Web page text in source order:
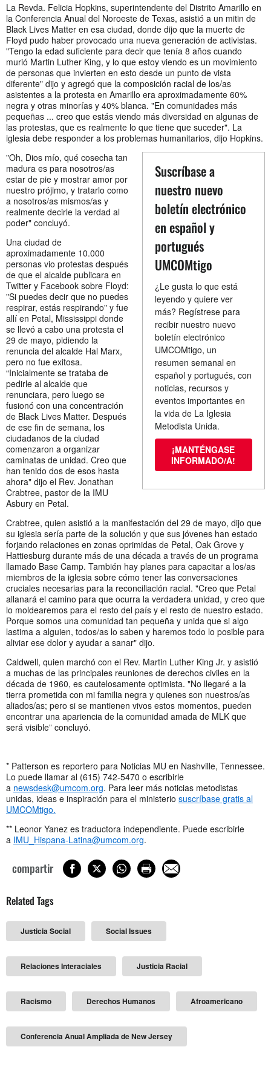
La Revda. Felicia Hopkins, superintendente del Distrito Amarillo en
la Conferencia Anual del Noroeste de Texas, asistió a un mitin de
Black Lives Matter en esa ciudad, donde dijo que la muerte de
Floyd pudo haber provocado una nueva generación de activistas.
"Tengo la edad suficiente para decir que tenía 8 años cuando
murió Martin Luther King, y lo que estoy viendo es un movimiento
de personas que invierten en esto desde un punto de vista
diferente" dijo y agregó que la composición racial de los/as
asistentes a la protesta en Amarillo era aproximadamente 60%
negra y otras minorías y 40% blanca. "En comunidades más
pequeñas ... creo que estás viendo más diversidad en algunas de
las protestas, que es realmente lo que tiene que suceder". La
iglesia debe responder a los problemas humanitarios, dijo Hopkins.
Suscríbase a
nuestro nuevo
boletín electrónico
en español y
portugués
UMCOMtigo
¿Le gusta lo que está
leyendo y quiere ver
más? Regístrese para
recibir nuestro nuevo
boletín electrónico
UMCOMtigo, un
resumen semanal en
español y portugués, con
noticias, recursos y
eventos importantes en
la vida de La Iglesia
Metodista Unida.
¡MANTÉNGASE
INFORMADO/A!
"Oh, Dios mío, qué cosecha tan
madura es para nosotros/as
estar de pie y mostrar amor por
nuestro prójimo, y tratarlo como
a nosotros/as mismos/as y
realmente decirle la verdad al
poder" concluyó.
Una ciudad de
aproximadamente 10.000
personas vio protestas después
de que el alcalde publicara en
Twitter y Facebook sobre Floyd:
"Si puedes decir que no puedes
respirar, estás respirando" y fue
allí en Petal, Mississippi donde
se llevó a cabo una protesta el
29 de mayo, pidiendo la
renuncia del alcalde Hal Marx,
pero no fue exitosa.
“Inicialmente se trataba de
pedirle al alcalde que
renunciara, pero luego se
fusionó con una concentración
de Black Lives Matter. Después
de ese fin de semana, los
ciudadanos de la ciudad
comenzaron a organizar
caminatas de unidad. Creo que
han tenido dos de esos hasta
ahora" dijo el Rev. Jonathan
Crabtree, pastor de la IMU
Asbury en Petal.
Crabtree, quien asistió a la manifestación del 29 de mayo, dijo que
su iglesia sería parte de la solución y que sus jóvenes han estado
forjando relaciones en zonas oprimidas de Petal, Oak Grove y
Hattiesburg durante más de una década a través de un programa
llamado Base Camp. También hay planes para capacitar a los/as
miembros de la iglesia sobre cómo tener las conversaciones
cruciales necesarias para la reconciliación racial. "Creo que Petal
allanará el camino para que ocurra la verdadera unidad, y creo que
lo moldearemos para el resto del país y el resto de nuestro estado.
Porque somos una comunidad tan pequeña y unida que si algo
lastima a alguien, todos/as lo saben y haremos todo lo posible para
aliviar ese dolor y ayudar a sanar" dijo.
Caldwell, quien marchó con el Rev. Martin Luther King Jr. y asistió
a muchas de las principales reuniones de derechos civiles en la
década de 1960, es cautelosamente optimista. "No llegaré a la
tierra prometida con mi familia negra y quienes son nuestros/as
aliados/as; pero si se mantienen vivos estos momentos, pueden
encontrar una apariencia de la comunidad amada de MLK que
será visible” concluyó.
* Patterson es reportero para Noticias MU en Nashville, Tennessee.
Lo puede llamar al (615) 742-5470 o escribirle
a newsdesk@umcom.org. Para leer más noticias metodistas
unidas, ideas e inspiración para el ministerio suscríbase gratis al
UMCOMtigo.
** Leonor Yanez es traductora independiente. Puede escribirle
a IMU_Hispana-Latina@umcom.org.
compartir
Related Tags
Justicia Social Social Issues
Relaciones Interaciales Justicia Racial
Racismo Derechos Humanos Afroamericano
Conferencia Anual Ampliada de New Jersey